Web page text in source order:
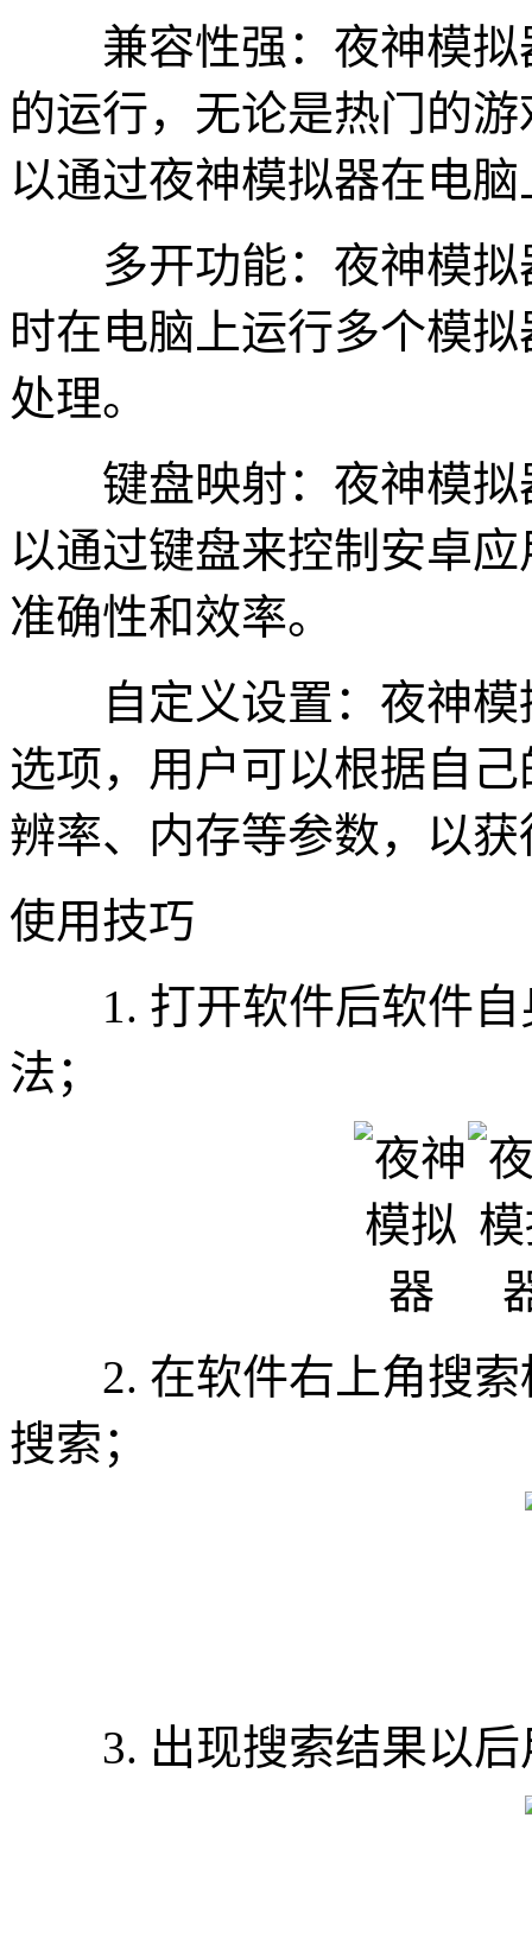
兼容性强：夜神模拟
的运行，无论是热门的
以通过夜神模拟器在电
多开功能：夜神模拟
时在电脑上运行多个模
处理。
键盘映射：夜神模拟
以通过键盘来控制安卓
准确性和效率。
自定义设置：夜神模
选项，用户可以根据自
辨率、内存等参数，以
使用技巧
1. 打开软件后软件自
法；
2. 在软件右上角搜索
搜索；
3. 出现搜索结果以后